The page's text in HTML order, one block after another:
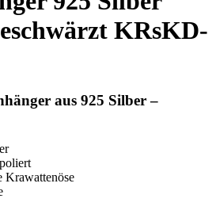
KRsKD-
aus 925 Silber –
Krawattenöse